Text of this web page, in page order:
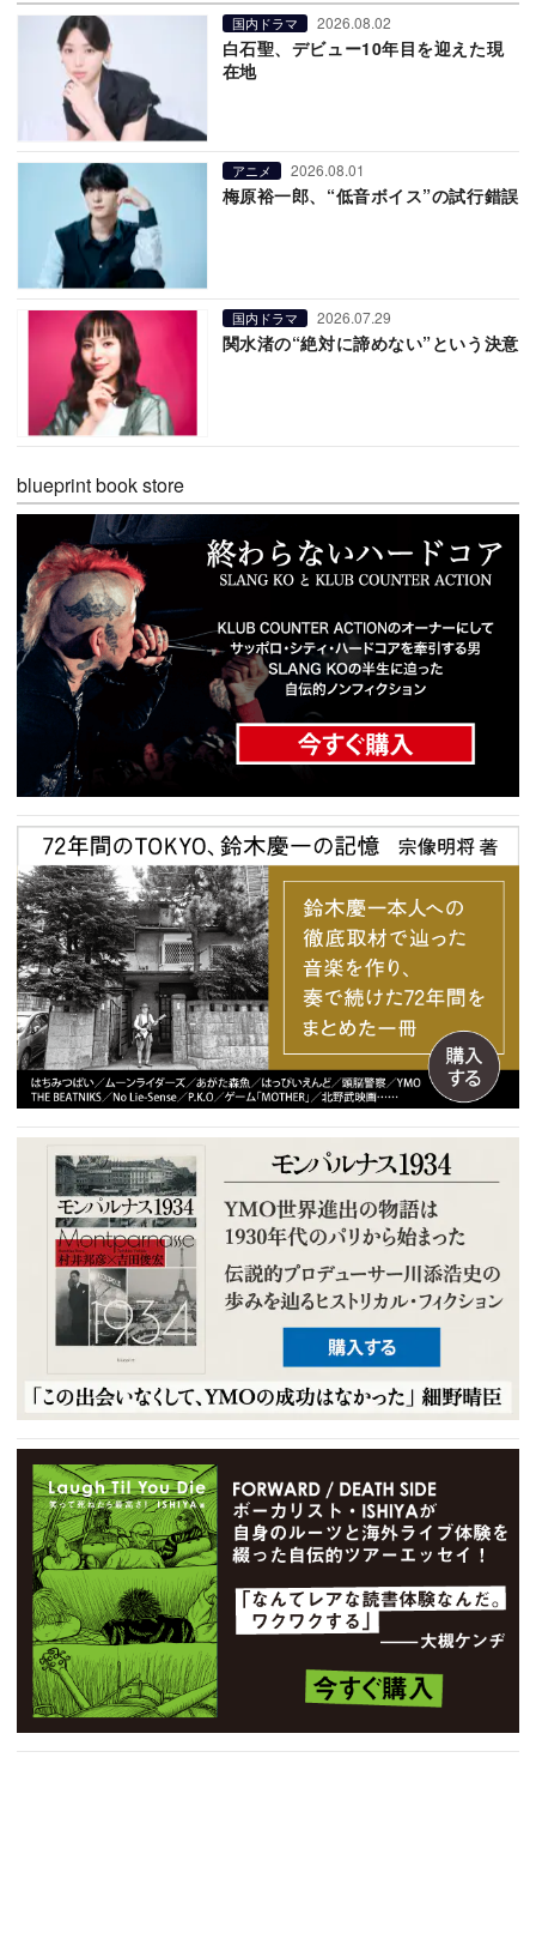
国内ドラマ 2026.08.02
白石聖、デビュー10年目を迎えた現
在地
アニメ 2026.08.01
梅原裕一郎、“低音ボイス”の試行錯誤
国内ドラマ 2026.07.29
関水渚の“絶対に諦めない”という決意
blueprint book store